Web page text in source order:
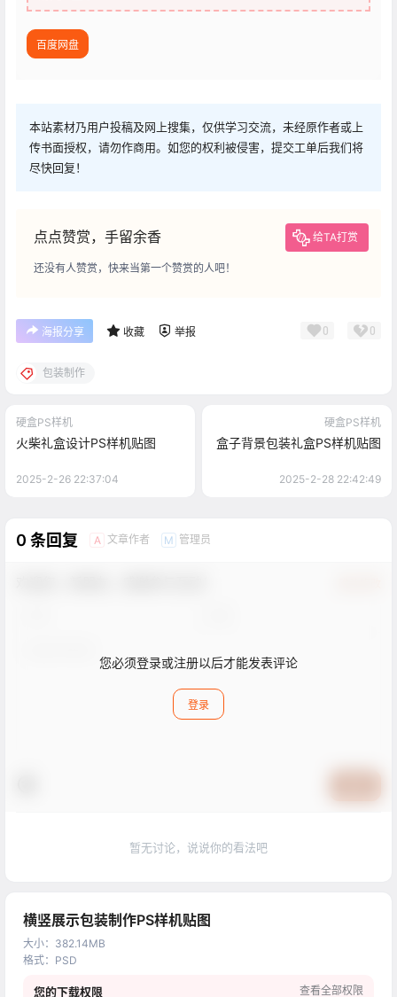
百度网盘
本站素材乃用户投稿及网上搜集，仅供学习交流，未经原作者或上
传书面授权，请勿作商用。如您的权利被侵害，提交工单后我们将
尽快回复！
点点赞赏，手留余香 给TA打赏
还没有人赞赏，快来当第一个赞赏的人吧！
海报分享 收藏 举报 0 0
包装制作
硬盒PS样机
火柴礼盒设计PS样机贴图
2025-2-26 22:37:04
硬盒PS样机
盒子背景包装礼盒PS样机贴图
2025-2-28 22:42:49
0 条回复 A 文章作者 M 管理员
您必须登录或注册以后才能发表评论
登录
暂无讨论，说说你的看法吧
横竖展示包装制作PS样机贴图
大小： 382.14MB
格式： PSD
您的下载权限 查看全部权限